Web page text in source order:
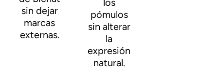
sin dejar
marcas
externas.
los
pómulos
sin alterar
la
expresión
natural.